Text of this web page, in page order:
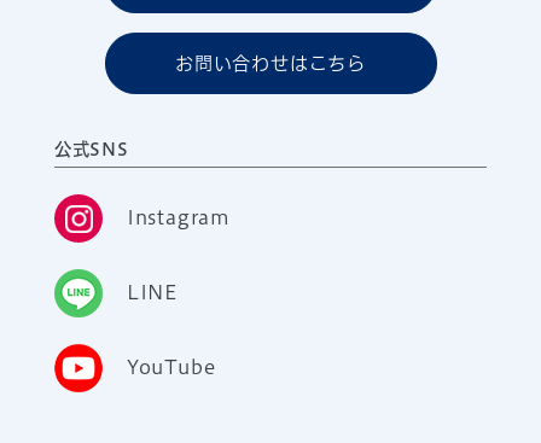
お問い合わせはこちら
公式SNS
Instagram
LINE
YouTube